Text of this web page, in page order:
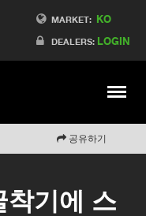
MARKET: KO
DEALERS: LOGIN
Meny
공유하기
기에 스